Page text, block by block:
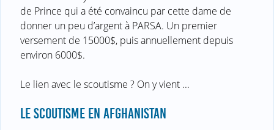
de Prince qui a été convaincu par cette dame de
donner un peu d’argent à PARSA. Un premier
versement de 15000$, puis annuellement depuis
environ 6000$.
Le lien avec le scoutisme ? On y vient ...
LE SCOUTISME EN AFGHANISTAN